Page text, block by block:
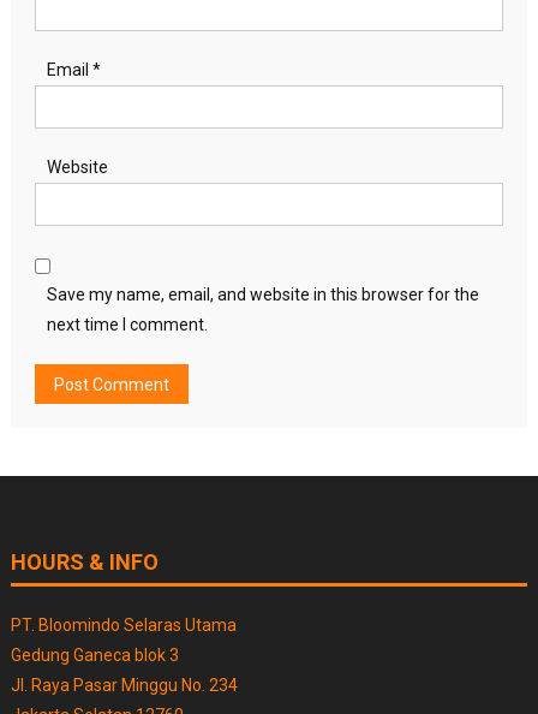
Email *
Website
Save my name, email, and website in this browser for the
next time I comment.
HOURS & INFO
PT. Bloomindo Selaras Utama
Gedung Ganeca blok 3
Jl. Raya Pasar Minggu No. 234